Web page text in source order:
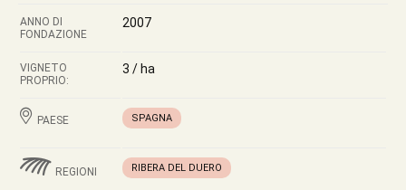
ANNO DI
FONDAZIONE
2007
VIGNETO
PROPRIO:
3 / ha
PAESE SPAGNA
REGIONI RIBERA DEL DUERO